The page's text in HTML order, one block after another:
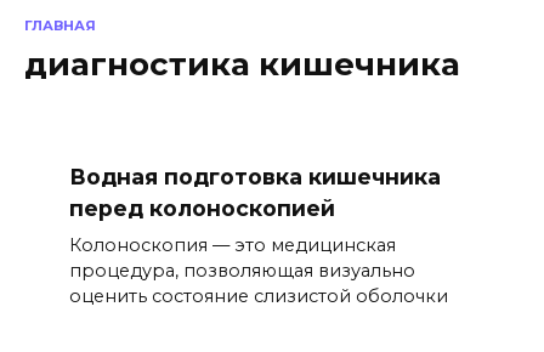
ГЛАВНАЯ
диагностика кишечника
Водная подготовка кишечника
перед колоноскопией
Колоноскопия — это медицинская
процедура, позволяющая визуально
оценить состояние слизистой оболочки